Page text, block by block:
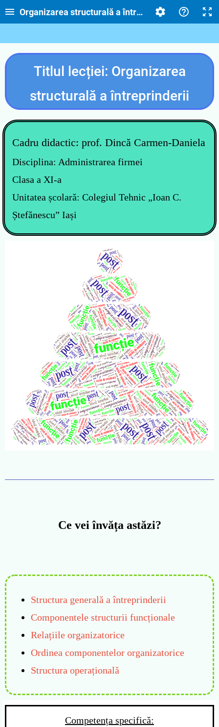
Organizarea structurală a întreprinderii
Titlul lecției: Organizarea
structurală a întreprinderii
Cadru didactic: prof. Dincă Carmen-Daniela
Disciplina: Administrarea firmei
Clasa a XI-a
Unitatea școlară: Colegiul Tehnic „Ioan C.
Ștefănescu” Iași
Ce vei învăța astăzi?
Structura generală a întreprinderii
Componentele structurii funcționale
Relațiile organizatorice
Ordinea componentelor organizatorice
Structura operațională
Competența specifică: